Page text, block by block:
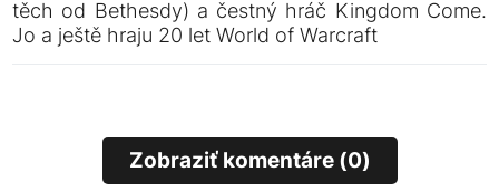
těch od Bethesdy) a čestný hráč Kingdom Come.
Jo a ještě hraju 20 let World of Warcraft
Zobraziť komentáre (0)